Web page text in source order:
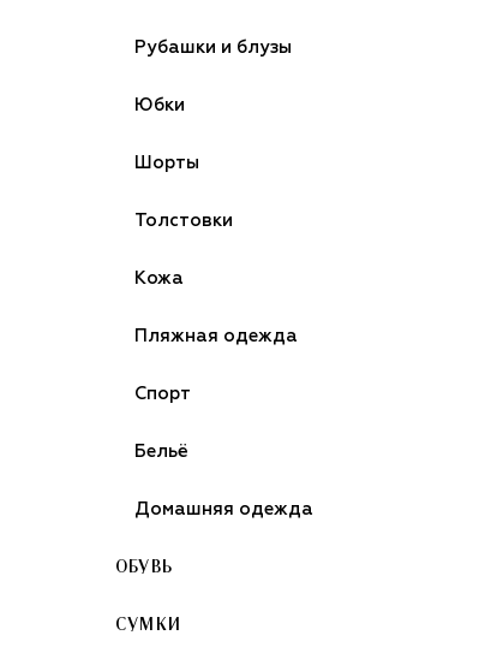
Рубашки и блузы
Юбки
Шорты
Толстовки
Кожа
Пляжная одежда
Спорт
Бельё
Домашняя одежда
ОБУВЬ
СУМКИ